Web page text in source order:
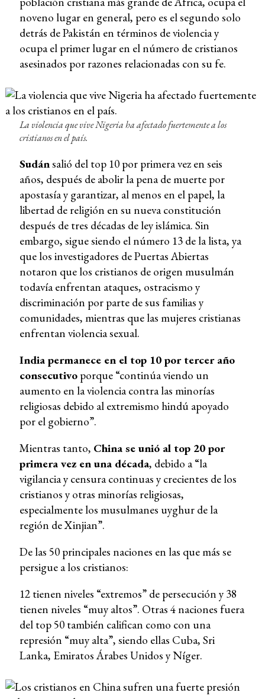
noveno lugar en general, pero es el segundo solo
detrás de Pakistán en términos de violencia y
ocupa el primer lugar en el número de cristianos
asesinados por razones relacionadas con su fe.
La violencia que vive Nigeria ha afectado fuertemente a los
cristianos en el país.
Sudánsalió del top 10 por primera vez en seis
años, después de abolir la pena de muerte por
apostasía y garantizar, al menos en el papel, la
libertad de religión en su nueva constitución
después de tres décadas de ley islámica. Sin
embargo, sigue siendo el número 13 de la lista, ya
que los investigadores de Puertas Abiertas
notaron que los cristianos de origen musulmán
todavía enfrentan ataques, ostracismo y
discriminación por parte de sus familias y
comunidades, mientras que las mujeres cristianas
enfrentan violencia sexual.
India permanece en el top 10 por tercer año
consecutivoporque “continúa viendo un
aumento en la violencia contra las minorías
religiosas debido al extremismo hindú apoyado
por el gobierno”.
Mientras tanto, China se unió al top 20 por
primera vez en una década, debido a “la
vigilancia y censura continuas y crecientes de los
cristianos y otras minorías religiosas,
especialmente los musulmanes uyghur de la
región de Xinjian”.
De las 50 principales naciones en las que más se
persigue a los cristianos:
12 tienen niveles “extremos” de persecución y 38
tienen niveles “muy altos”. Otras 4 naciones fuera
del top 50 también califican como con una
represión “muy alta”, siendo ellas Cuba, Sri
Lanka, Emiratos Árabes Unidos y Níger.